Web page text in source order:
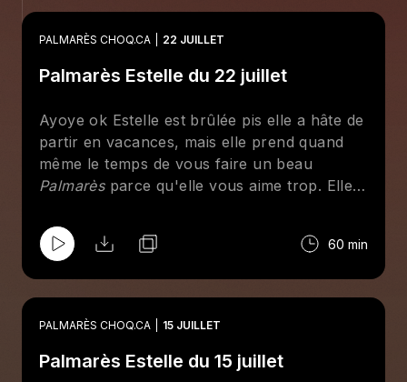
PALMARÈS CHOQ.CA 22 JUILLET
Palmarès Estelle du 22 juillet
Ayoye ok Estelle est brûlée pis elle a hâte de
partir en vacances, mais elle prend quand
même le temps de vous faire un beau
Palmarèsparce qu'elle vous aime trop. Elle
FRIMAT, en particulier sur le concert de
Guhn Twei, glisse un mot sur le nouveau
Royal en septembre et fait jouer banger
après banger.
60 min
PALMARÈS CHOQ.CA 15 JUILLET
Palmarès Estelle du 15 juillet